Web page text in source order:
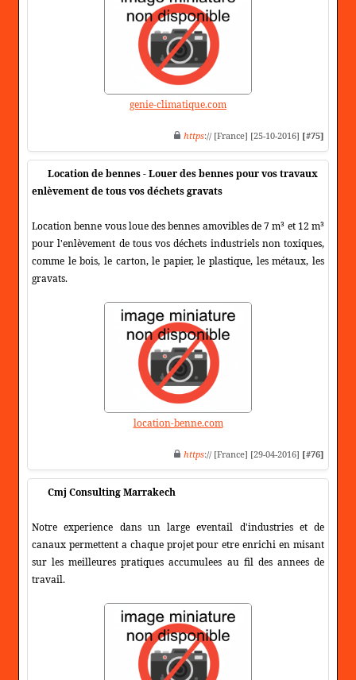
genie-climatique.com
https:// [France] [25-10-2016] [#75]
Location de bennes - Louer des bennes pour vos travaux
enlèvement de tous vos déchets gravats
Location benne vous loue des bennes amovibles de 7 m³ et 12 m³
pour l'enlèvement de tous vos déchets industriels non toxiques,
comme le bois, le carton, le papier, le plastique, les métaux, les
gravats.
location-benne.com
https:// [France] [29-04-2016] [#76]
Cmj Consulting Marrakech
Notre experience dans un large eventail d'industries et de
canaux permettent a chaque projet pour etre enrichi en misant
sur les meilleures pratiques accumulees au fil des annees de
travail.